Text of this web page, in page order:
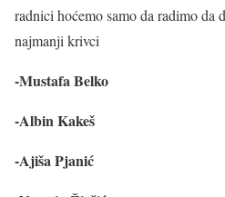
radnici hoćemo samo da radimo da
najmanji krivci
-Mustafa Belko
-Albin Kakeš
-Ajiša Pjanić